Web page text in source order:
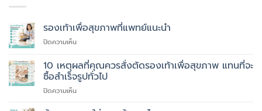
รองเท้าเพื่อสุขภาพที่แพทย์แนะนำ
ปิดความเห็นบน
เพื่อ
สุขภาพ
ที่
แพทย์
10 เหตุผลที่คุณควรสั่งตัดรองเท้าเพื่อสุขภาพ แทนที่จะ
ซื้อสำเร็จรูปทั่วไป
ปิดความเห็นบน